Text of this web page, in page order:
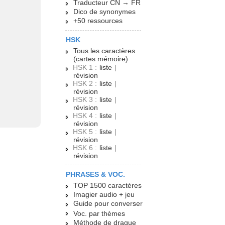
Traducteur CN → FR
Dico de synonymes
+50 ressources
HSK
Tous les caractères
(cartes mémoire)
HSK 1 : liste |
révision
HSK 2 : liste |
révision
HSK 3 : liste |
révision
HSK 4 : liste |
révision
HSK 5 : liste |
révision
HSK 6 : liste |
révision
PHRASES & VOC.
TOP 1500 caractères
Imagier audio + jeu
Guide pour converser
Voc. par thèmes
Méthode de drague